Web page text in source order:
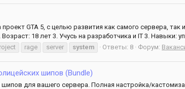
GTA 5, с целью развития как самого сервера,
18 лет 3. Учусь на разработчика и IT 3. Навыки:
rage server system Ответы: 8 Форум:
шипов (Bundle)
для вашего сервера. Полная настройка/